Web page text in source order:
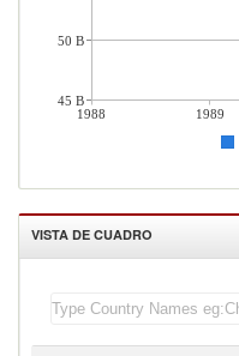
1988 1989
50 B
45 B
VISTA DE CUADRO